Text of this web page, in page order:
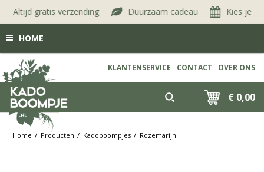
HOME
Home Producten Kadoboompjes Rozemarijn
KLANTENSERVICE CONTACT OVER ONS
Altijd gratis verzending Duurzaam cadeau Kies je
€ 0,00